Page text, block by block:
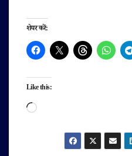
शेयर करें:
Like this:
Loading…